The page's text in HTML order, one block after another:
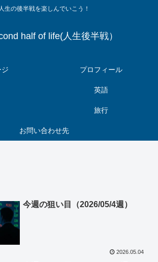
人生の後半戦を楽しんでいこう！
half of life(人生後半戦）
ジ プロフィール
英語
旅行
お問い合わせ先
今週の狙い目（2026/05/4週）
2026.05.04